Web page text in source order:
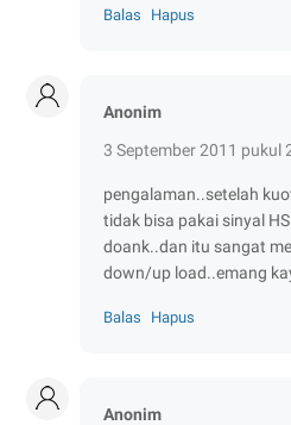
Balas Hapus
Anonim
3 September 2011 pukul
pengalaman..setelah
tidak bisa pakai sinyal
doank..dan itu sangat
down/up load..emang
Balas Hapus
Anonim